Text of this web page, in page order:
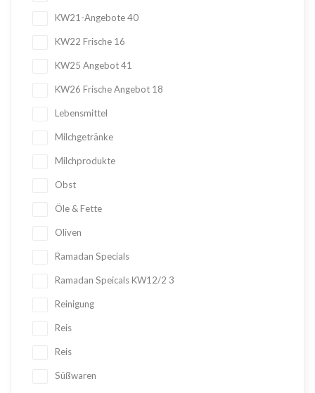
KW21-Angebote 40
KW22 Frische 16
KW25 Angebot 41
KW26 Frische Angebot 18
Lebensmittel
Milchgetränke
Milchprodukte
Obst
Öle & Fette
Oliven
Ramadan Specials
Ramadan Speicals KW12/2 3
Reinigung
Reis
Reis
Süßwaren